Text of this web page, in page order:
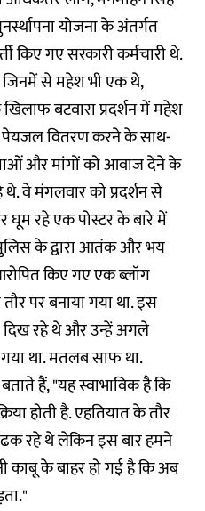
योजनाके अंतर्गत
किए गए सरकारी कर्मचारी थे.
से महेश भी एक थे,
बटवारा प्रदर्शन में महेश
वितरण करने के साथ-
और मांगों को आवाज देने के
वे मंगलवार को प्रदर्शन से
घूम रहे एक पोस्टर के बारे में
के द्वाराआतंक और भय
किए गए एक ब्लॉग
पर बनाया गया था. इस
दिख रहे थे और उन्हें अगले
था. मतलब साफ था.
हैं, "यह स्वाभाविक है कि
होती है. एहतियात के तौर
ढक रहे थे लेकिन इस बार हमने
काबू के बाहर हो गई है कि अब